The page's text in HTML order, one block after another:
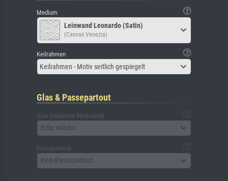
Medium
Leinwand Leonardo (Satin)
(Canvas Venezia)
Keilrahmen
Keilrahmen - Motiv seitlich gespiegelt
Glas & Passepartout
Glas (inklusive Rückwand)
Bitte wählen
Passepartout
Kein Passepartout